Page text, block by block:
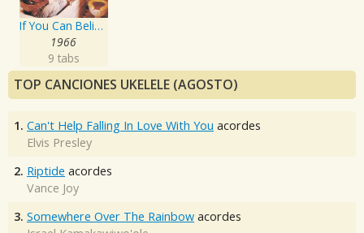
If You Can Believe Your Eyes & Ears
1966
9 tabs
TOP CANCIONES UKELELE (AGOSTO)
1. Can't Help Falling In Love With You acordes
Elvis Presley
2. Riptide acordes
Vance Joy
3. Somewhere Over The Rainbow acordes